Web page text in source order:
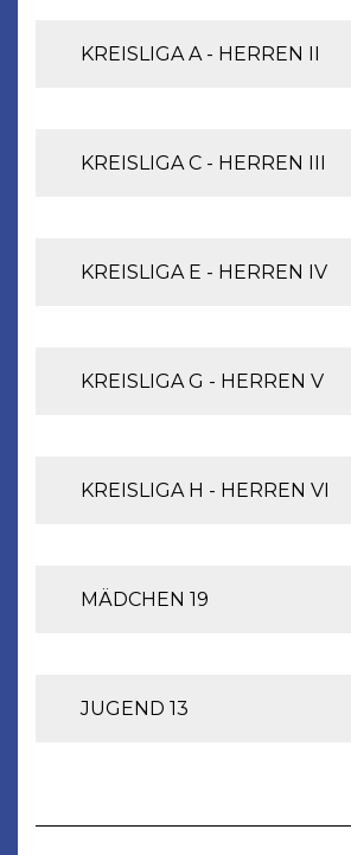
KREISLIGA A - HERREN II
KREISLIGA C - HERREN III
KREISLIGA E - HERREN IV
KREISLIGA G - HERREN V
KREISLIGA H - HERREN VI
MÄDCHEN 19
JUGEND 13